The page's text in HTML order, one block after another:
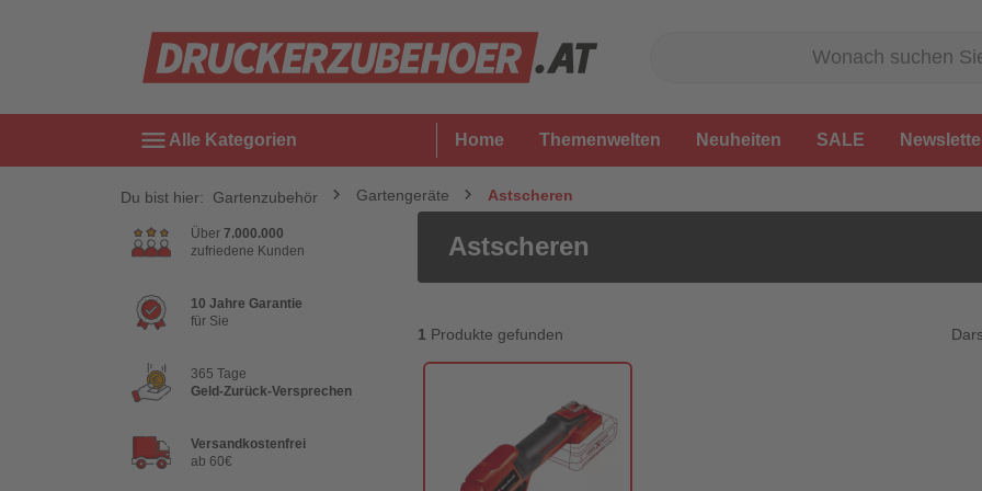
menu Alle Kategorien Home Themenwelten Neuheiten SALE
Du bist hier: Gartenzubehör Gartengeräte Astscheren
Astscheren
Über 7.000.000
zufriedene Kunden
10 Jahre Garantie
für Sie
365 Tage
Geld-Zurück-Versprechen
Versandkostenfrei
ab 60€
1 Produkte gefunden